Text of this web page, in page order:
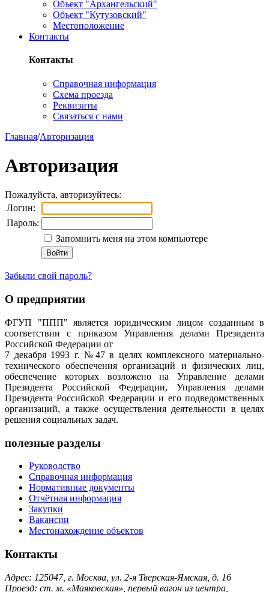
Объект "Архангельский"
Объект "Кутузовский"
Местоположение
Контакты
Контакты
Справочная информация
Схема проезда
Реквизиты
Связаться с нами
Главная/Авторизация
Авторизация
Пожалуйста, авторизуйтесь:
Логин:
Пароль:
Запомнить меня на этом компьютере
Забыли свой пароль?
О предприятии
ФГУП "ППП" является юридическим лицом созданным в
соответствии с приказом Управления делами Президента
Российской Федерации от
7 декабря 1993 г. №47 в целях комплексного материально-
технического обеспечения организаций и физических лиц,
обеспечение которых возложено на Управление делами
Президента Российской Федерации, Управления делами
Президента Российской Федерации и его подведомственных
организаций, а также осуществления деятельности в целях
решения социальных задач.
полезные разделы
Руководство
Справочная информация
Нормативные документы
Отчётная информация
Закупки
Вакансии
Местонахождение объектов
Контакты
Адрес: 125047, г. Москва, ул. 2-я Тверская-Ямская, д. 16
Проезд: ст. м. «Маяковская», первый вагон из центра,